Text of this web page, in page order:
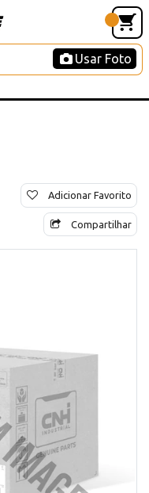
Usar Foto
Adicionar Favorito
Compartilhar